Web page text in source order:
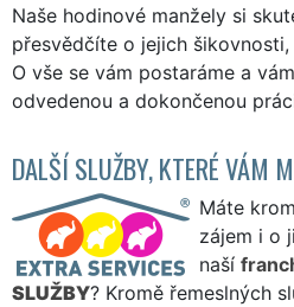
Naše hodinové manžely si
přesvědčíte o jejich
O vše se vám postaráme a
odvedenou a dokončenou
DALŠÍ SLUŽBY, KTERÉ VÁM
Máte
zájem i o
naší
SLUŽBY? Kromě řemeslných